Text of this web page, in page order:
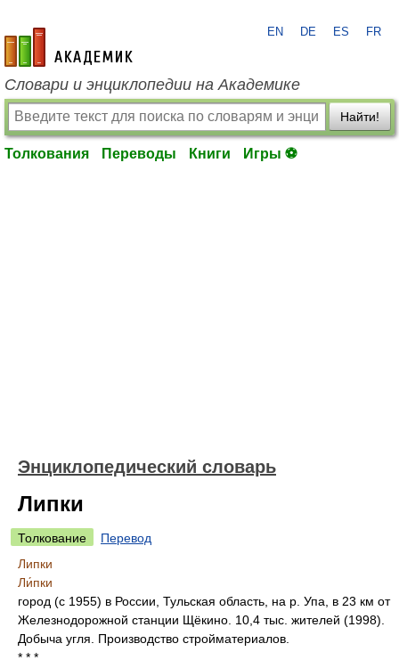
academic.ru
EN DE ES FR
Словари и энциклопедии на Академике
Найти!
Толкования Переводы Книги Игры ⚽
Энциклопедический словарь
Липки
Толкование
Перевод
Липки
Ли́пки
город (с 1955) в России, Тульская область, на р. Упа, в 23 км от
Железнодорожной станции Щёкино. 10,4 тыс. жителей (1998).
Добыча угля. Производство стройматериалов.
* * *